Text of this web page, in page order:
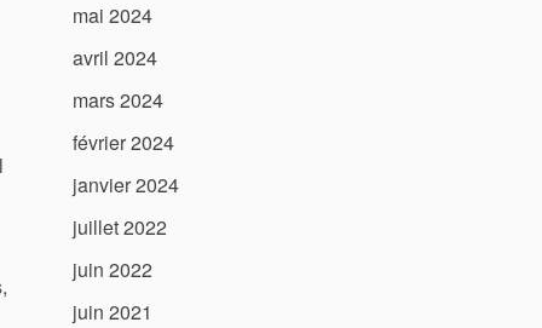
mai 2024
avril 2024
mars 2024
février 2024
janvier 2024
juillet 2022
juin 2022
juin 2021